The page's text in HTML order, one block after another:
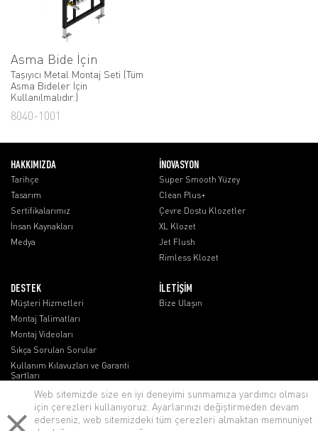
Asma Bide İçin
Taşıyıcı Metal Montaj Seti (Tüm
Asma Bideler İçin
Kullanılmalıdır.)
8040-1001
HAKKIMIZDA
Tarihçe
Tasarım
Sertifikalarımız
İnsan Kaynakları
Medya
İNOVASYON
Super Smooth Yüzey
Clean Plus+
Çevre Dostu Klozetler
XL Klozet
Jet Flush
Rimless Klozet
DESTEK
Müşteri Hizmetleri
Montaj Talimatları
Montaj Videoları
Sıkça Sorulan Sorular
Kullanım Kılavuzları ve Garanti
Şartları
İLETİŞİM
Bize Ulaşın
Web sitemizde size en iyi deneyimi sunmamıza yardımcı olması
için çerezleri kullanıyoruz. Ayarlarınızı değiştirmeden devam
ederseniz, web sitemizdeki tüm çerezleri almaktan memnuniyet